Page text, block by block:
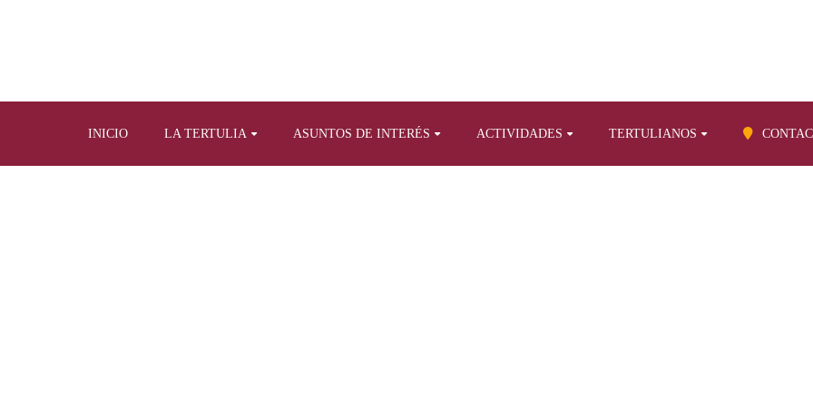
INICIO LA TERTULIA ASUNTOS DE INTERÉS ACTIVIDADES TERTULIANOS